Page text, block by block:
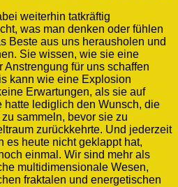
weiterhin tatkräftig
was man denken oder fühlen
Beste aus uns herausholen und
Sie wissen, wie sie eine
für uns schaffen
kann wie eine Explosion
Erwartungen, als sie auf
hatte lediglich den Wunsch, die
sammeln, bevor sie zu
zurückkehrte. Und jederzeit
es heute nicht geklappt hat,
einmal. Wir sind mehr als
multidimensionale Wesen,
fraktalen und energetischen